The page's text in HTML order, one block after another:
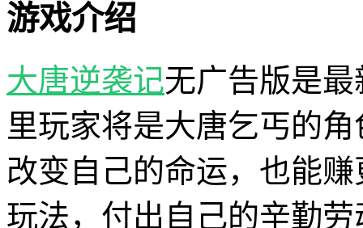
游戏介绍
大唐逆袭记无广告版是
里玩家将是大唐乞丐的
改变自己的命运，也能
玩法，付出自己的辛勤